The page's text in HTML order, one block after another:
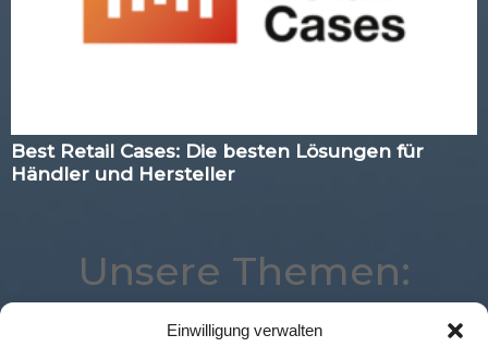
Einwilligung verwalten
Best Retail Cases: Die besten Lösungen für
Händler und Hersteller
Unsere Themen: